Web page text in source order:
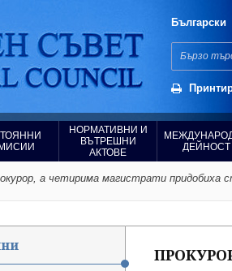
Български
НОРМАТИВНИ И
ВЪТРЕШНИ
АКТОВЕ
ДЕЙНОСТ
а четирима магистрати